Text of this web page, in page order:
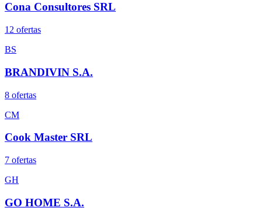
Cona Consultores SRL
12 ofertas
BS
BRANDIVIN S.A.
8 ofertas
CM
Cook Master SRL
7 ofertas
GH
GO HOME S.A.